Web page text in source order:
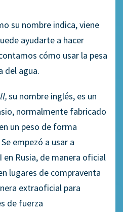
su nombre indica, viene
ayudarte a hacer
cómo usar la pesa
del agua.
,su nombre inglés, es un
normalmente fabricado
un peso de forma
empezó a usar a
en Rusia, de manera oficial
lugares de compraventa
extraoficial para
de fuerza